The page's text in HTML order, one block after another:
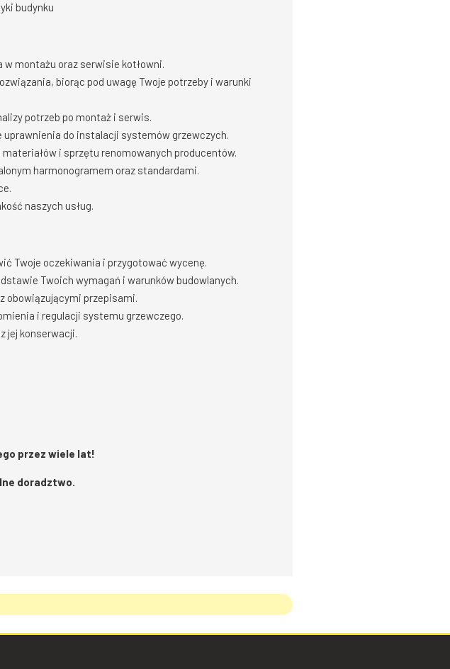
budynku
montażu oraz serwisie kotłowni.
biorąc pod uwagę Twoje potrzeby i warunki
potrzeb po montaż i serwis.
uprawnienia do instalacji systemów grzewczych.
i sprzętu renomowanych producentów.
harmonogramem oraz standardami.
naszych usług.
Twoje oczekiwania i przygotować wycenę.
Twoich wymagań i warunków budowlanych.
obowiązującymi przepisami.
i regulacji systemu grzewczego.
jej konserwacji.
przez wiele lat!
doradztwo.